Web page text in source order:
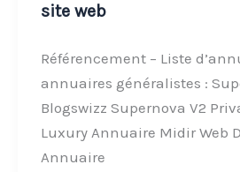
site web
Référencement – Liste
annuaires généralistes :
Blogswizz Supernova V2
Luxury Annuaire Midir Web
Annuaire